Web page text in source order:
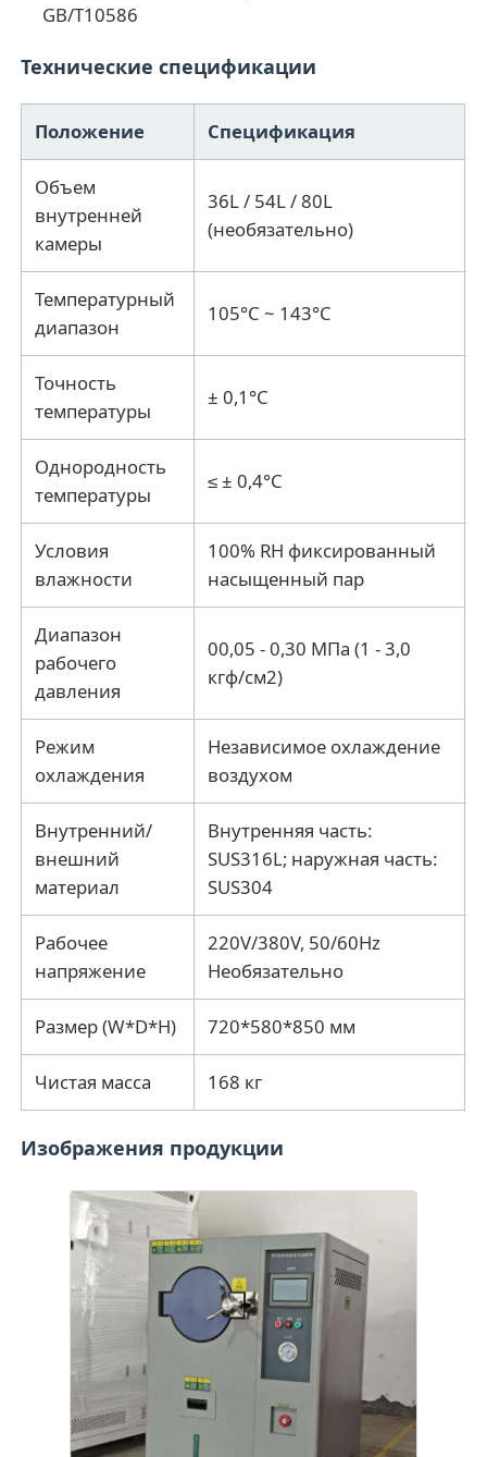
GB/T10586
Технические спецификации
Положение Спецификация
Объем
внутренней
камеры
36L / 54L / 80L
(необязательно)
Температурный
диапазон
105°C ~ 143°C
Точность
температуры
± 0,1°C
Однородность
температуры
≤ ± 0,4°C
Условия
влажности
100% RH фиксированный
насыщенный пар
Диапазон
рабочего
давления
00,05 - 0,30 МПа (1 - 3,0
кгф/см2)
Режим
охлаждения
Независимое охлаждение
воздухом
Внутренний/
внешний
материал
Внутренняя часть:
SUS316L; наружная часть:
SUS304
Рабочее
напряжение
220V/380V, 50/60Hz
Необязательно
Размер (W*D*H) 720*580*850 мм
Чистая масса 168 кг
Изображения продукции